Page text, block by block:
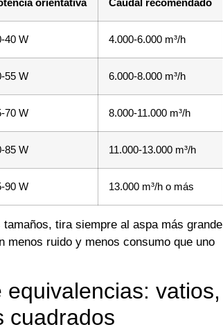
40 W 4.000-6.000 m³/h
55 W 6.000-8.000 m³/h
70 W 8.000-11.000 m³/h
85 W 11.000-13.000 m³/h
90 W 13.000 m³/h o más
tira siempre al aspa más grande
menos ruido y menos consumo que uno
vatios,
cuadrados